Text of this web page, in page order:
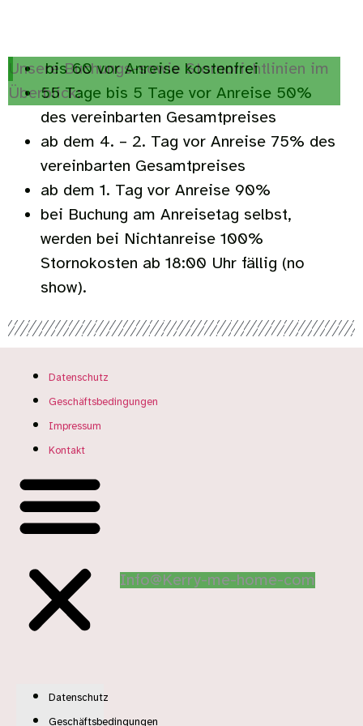
Unsere Buchungs-sowie Stornorichtlinien im
Überblick:
bis 60 vor Anreise kostenfrei
55 Tage bis 5 Tage vor Anreise 50%
des vereinbarten Gesamtpreises
ab dem 4. – 2. Tag vor Anreise 75% des
vereinbarten Gesamtpreises
ab dem 1. Tag vor Anreise 90%
bei Buchung am Anreisetag selbst,
werden bei Nichtanreise 100%
Stornokosten ab 18:00 Uhr fällig (no
show).
Datenschutz
Geschäftsbedingungen
Impressum
Kontakt
Datenschutz
Geschäftsbedingungen
Info@Kerry-me-home-com